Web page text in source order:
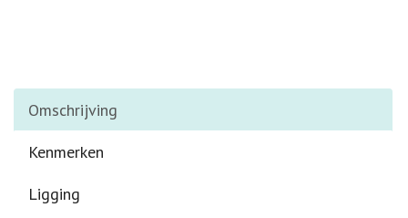
Omschrijving
Kenmerken
Ligging